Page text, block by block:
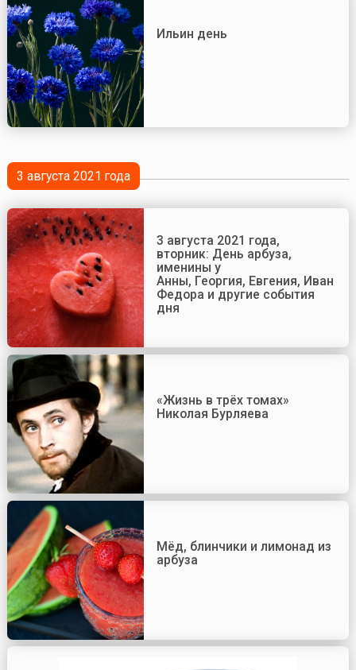
Ильин день
3 августа 2021 года
3 августа 2021 года,
вторник: День арбуза,
именины у
Анны, Георгия, Евгения, Ивана,
Федора и другие события
дня
«Жизнь в трёх томах»
Николая Бурляева
Мёд, блинчики и лимонад из
арбуза